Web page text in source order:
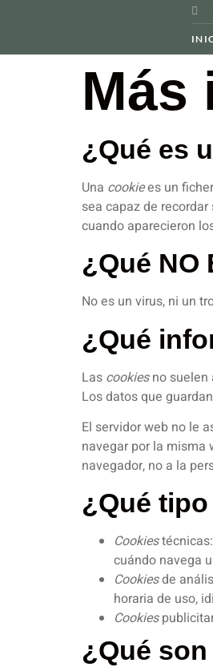
Más
¿Qué es
Una cookiees un
sea capaz de
cuando aparecieron
¿Qué NO
No es un virus, ni un
¿Qué
Las cookiesno suelen
Los datos que
El servidor web no le
navegar por la misma
navegador, no a la
¿Qué
Cookies
cuándo navega
Cookiesde
horaria de uso,
Cookies
¿Qué